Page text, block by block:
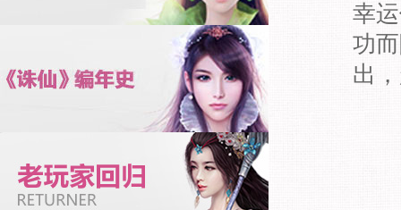
幸
功
出